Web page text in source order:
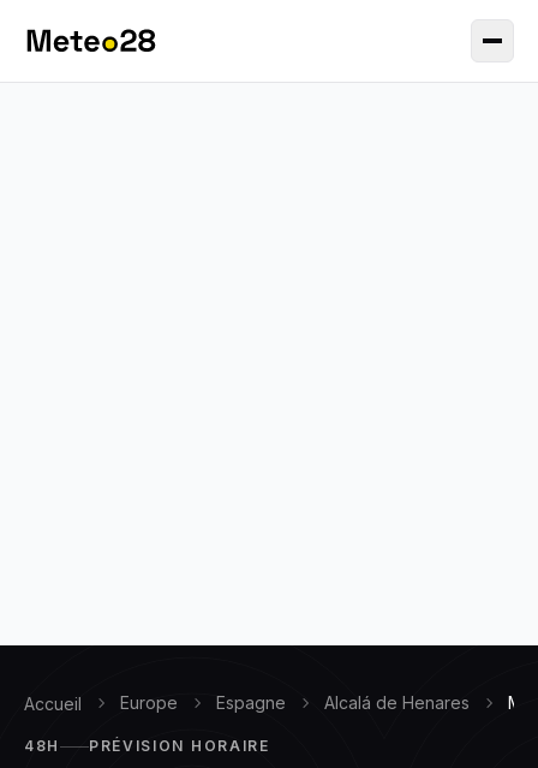
Accueil Europe Espagne Alcalá de Henares
48H PRÉVISION HORAIRE